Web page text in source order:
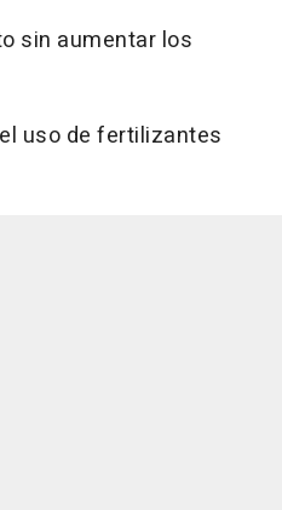
sin aumentar los
uso de fertilizantes